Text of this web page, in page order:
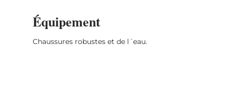
Équipement
Chaussures robustes et de l´eau.